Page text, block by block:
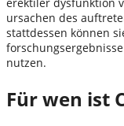
ursachen des
stattdessen können
nutzen.
Für wen ist